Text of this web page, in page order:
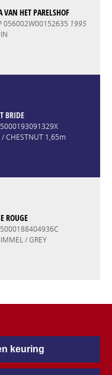
VAN HET PARELSHOF
056002W00152635 1995
BRIDE
/ CHESTNUT 1,65m
ROUGE
/ GREY
keuring